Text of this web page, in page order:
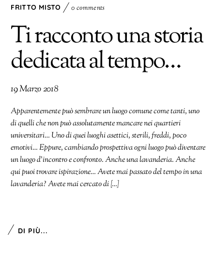
FRITTO MISTO 0 comments
Ti racconto una storia
dedicata al tempo…
19 Marzo 2018
Apparentemente può sembrare un luogo comune come tanti, uno
di quelli che non può assolutamente mancare nei quartieri
universitari… Uno di quei luoghi asettici, sterili, freddi, poco
emotivi… Eppure, cambiando prospettiva ogni luogo può diventare
un luogo d’incontro e confronto. Anche una lavanderia. Anche
qui puoi trovare ispirazione… Avete mai passato del tempo in una
lavanderia? Avete mai cercato di […]
DI PIÙ...